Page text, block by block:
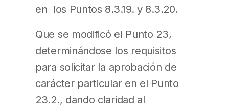
en los Puntos 8.3.19. y 8.3.20.
Que se modificó el Punto 23,
determinándose los requisitos
para solicitar la aprobación de
carácter particular en el Punto
23.2., dando claridad al